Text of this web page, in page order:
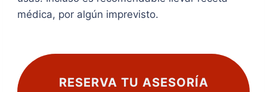
médica, por algún imprevisto.
RESERVA TU ASESORÍA